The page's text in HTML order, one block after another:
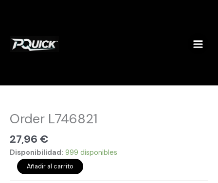
Order L746821
27,96 €
Disponibilidad: 999 disponibles
cantidad
Añadir al carrito